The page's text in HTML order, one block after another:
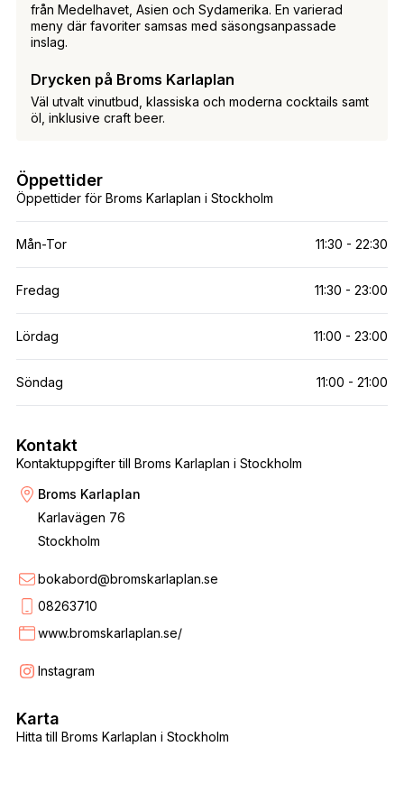
från Medelhavet, Asien och Sydamerika. En varierad
meny där favoriter samsas med säsongsanpassade
inslag.
Drycken på Broms Karlaplan
Väl utvalt vinutbud, klassiska och moderna cocktails samt
öl, inklusive craft beer.
Öppettider för Broms Karlaplan i Stockholm
Öppettider
Mån-Tor 11:30 - 22:30
Fredag 11:30 - 23:00
Lördag 11:00 - 23:00
Söndag 11:00 - 21:00
Kontaktuppgifter till Broms Karlaplan i Stockholm
Kontakt
Broms Karlaplan
Karlavägen 76
Stockholm
bokabord@bromskarlaplan.se
08263710
www.bromskarlaplan.se/
Instagram
Hitta till Broms Karlaplan i Stockholm
Karta